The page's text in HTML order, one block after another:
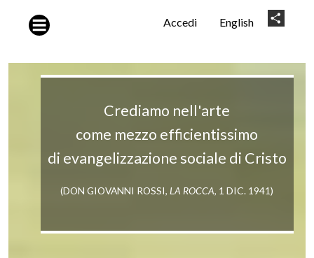
User
menu
Accedi English
Crediamo nell'arte
come mezzo efficientissimo
di evangelizzazione sociale di Cristo
(DON GIOVANNI ROSSI,LA ROCCA, 1 DIC. 1941)